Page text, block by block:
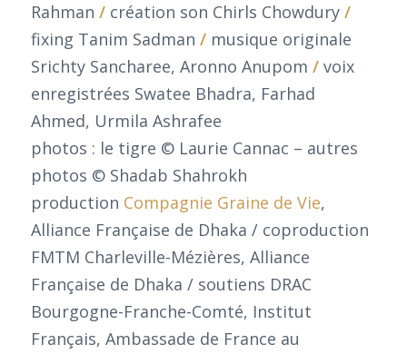
Rahman /création son Chirls Chowdury /
fixing Tanim Sadman /musique originale
Srichty Sancharee, Aronno Anupom /voix
enregistrées Swatee Bhadra, Farhad
Ahmed, Urmila Ashrafee
photos : le tigre © Laurie Cannac – autres
photos © Shadab Shahrokh
production Compagnie Graine de Vie,
Alliance Française de Dhaka / coproduction
FMTM Charleville-Mézières, Alliance
Française de Dhaka / soutiens DRAC
Bourgogne-Franche-Comté, Institut
Français, Ambassade de France au